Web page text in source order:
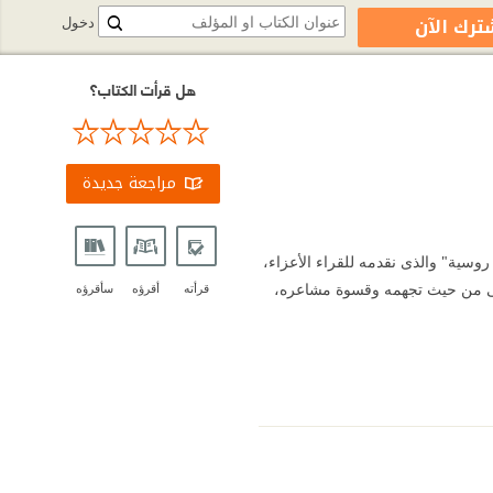
والذى نقدمه للقراء الأعزاء،
الروسى من حيث تجهمه وقسوة مشاعره،
هل قرأت الكتاب؟
مراجعة جديدة
قرأته أقرؤه سأقرؤه
دخول الآن